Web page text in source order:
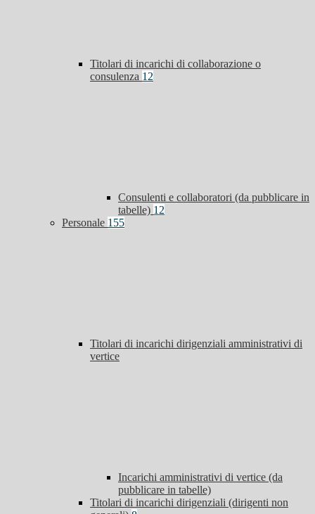
Titolari di incarichi di collaborazione o
consulenza 12
Consulenti e collaboratori (da pubblicare in
tabelle) 12
Personale 155
Titolari di incarichi dirigenziali amministrativi di
vertice
Incarichi amministrativi di vertice (da
pubblicare in tabelle)
Titolari di incarichi dirigenziali (dirigenti non